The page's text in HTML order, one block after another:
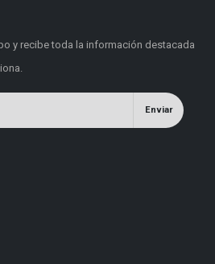
y recibe toda la información destacada
Enviar